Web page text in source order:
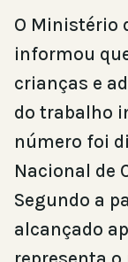
O Ministério
informou
crianças e
do trabalho
número foi
Nacional de
Segundo a
alcançado